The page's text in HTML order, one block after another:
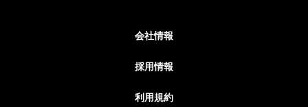
会社情報
採用情報
利用規約